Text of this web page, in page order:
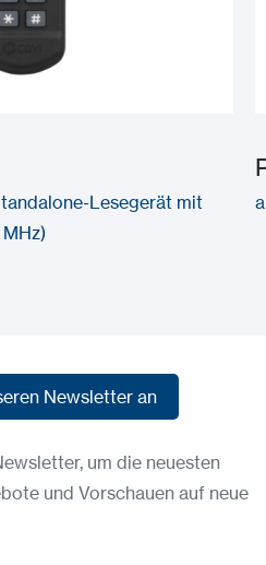
Lesegerät mit
MHz)
Newsletter an
um die neuesten
und Vorschauen auf neue